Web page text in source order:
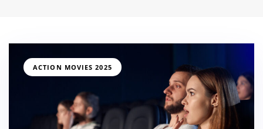
ACTION MOVIES 2025